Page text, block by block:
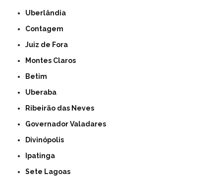
Uberlândia
Contagem
Juiz de Fora
Montes Claros
Betim
Uberaba
Ribeirão das Neves
Governador Valadares
Divinópolis
Ipatinga
Sete Lagoas